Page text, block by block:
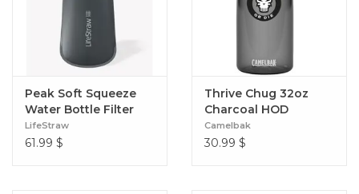
Peak Soft Squeeze
Water Bottle Filter
System 1L
LifeStraw
61.99 $
Thrive Chug 32oz
Charcoal HOD
Camelbak
30.99 $